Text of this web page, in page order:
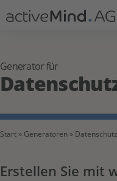
Generator für
Start » Generatoren »
Erstellen Sie mit